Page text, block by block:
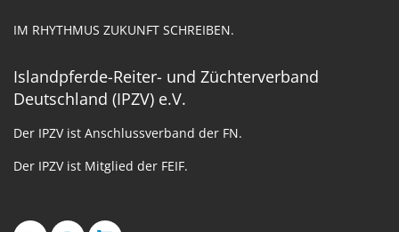
IM RHYTHMUS ZUKUNFT SCHREIBEN.
Islandpferde-Reiter- und Züchterverband
Deutschland (IPZV) e.V.
Der IPZV ist Anschlussverband der FN.
Der IPZV ist Mitglied der FEIF.